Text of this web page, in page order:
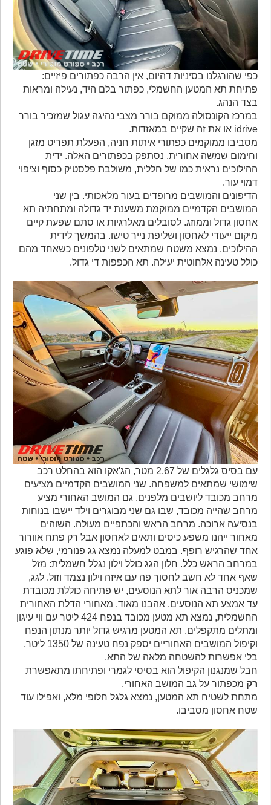
כפי שהורגלנו בסיניות דהיום, אין הרבה כפתורים פיזיים:
פתיחת תא המטען החשמלי, כפתור בלם היד, נעילה ומראות
בצד הנהג.
במרכז הקונסולה ממוקם בורר מצבי נהיגה עגול שמזכיר בורר
idrive או את זה שקיים במאזדות.
מסביבו ממוקמים כפתורי איתות חניה, הפעלת תפריט מזגן
וחימום שמשה אחורית. נסתפק בכפתורים האלה. ידית
ההילוכים נראית כמו של חללית, משולבת פלסטיק כסוף וציפוי
דמוי עור.
הדיפונים והמושבים מרופדים בעור מלאכותי. בין שני
המושבים הקדמיים ממוקמת משענת יד גדולה ומתחתיה תא
אחסון גדול וממוזג. לסובלים מאלרגיות או סתם שפעת קיים
מיקום ייעודי לאחסון ושליפת נייר טישו. בהמשך לידית
ההילוכים, נמצא משטח שמתאים לשני טלפונים כשאחד מהם
כולל טעינה אלחוטית יעילה. תא הכפפות די גדול.
עם בסיס גלגלים של 2.67 מטר, הג'אקו הוא בהחלט רכב
שימושי שמתאים למשפחה. שני המושבים הקדמיים מציעים
מרחב מכובד ליושבים מלפנים. גם המושב האחורי מציע
מרחב שהייה מכובד, שבו גם שני מבוגרים וילד יישבו בנוחות
בנסיעה ארוכה. מרחב הראש והכתפיים מעולה. השוהים
מאחור ייהנו משפע כיסים ותאים לאחסון אבל רק פתח אוורור
אחד שהרגיש רופף. במבט למעלה נמצא גג פנורמי, שלא פוגע
במרחב הראש כלל. חלון הגג כולל וילון נגלל חשמלית: מזל
שאף אחד לא חשב לחסוך פה עם איזה וילון נצמד וזול. לגג,
שמכניס הרבה אור לתא הנוסעים, יש פתיחה כוללת מכובדת
עד אמצע תא הנוסעים. אהבנו מאוד. מאחורי הדלת האחורית
החשמלית, נמצא תא מטען מכובד בנפח 424 ליטר עם ווי עיגון
ומתלים מתקפלים. תא המטען מרגיש גדול יותר מנתון הנפח
וקיפול המושבים האחוריים יספק נפח טעינה של 1350 ליטר,
בלי אפשרות להשטחה מלאה של התא.
חבל שמנגנון הקיפול הוא בסיסי לגמרי ופתיחתו מתאפשרת
רקמכפתור על גב המושב האחורי.
מתחת לשטיח תא המטען, נמצא גלגל חלופי מלא, ואפילו עוד
שטח אחסון מסביבו.